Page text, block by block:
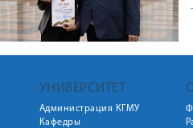
УНИВЕРСИТЕТ
Администрация КГМУ
Кафедры